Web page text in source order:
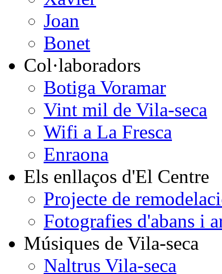
Joan
Bonet
Col·laboradors
Botiga Voramar
Vint mil de Vila-seca
Wifi a La Fresca
Enraona
Els enllaços d'El Centre
Projecte de
Fotografies d'abans i
Músiques de Vila-seca
Naltrus Vila-seca